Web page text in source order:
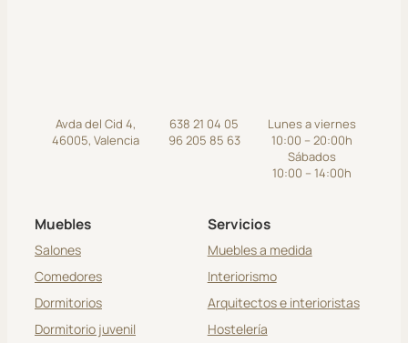
Avda del Cid 4,
46005, Valencia
638 21 04 05
96 205 85 63
Lunes a viernes
10:00 – 20:00h
Sábados
10:00 – 14:00h
Muebles
Salones
Comedores
Dormitorios
Dormitorio juvenil
Servicios
Muebles a medida
Interiorismo
Arquitectos e interioristas
Hostelería